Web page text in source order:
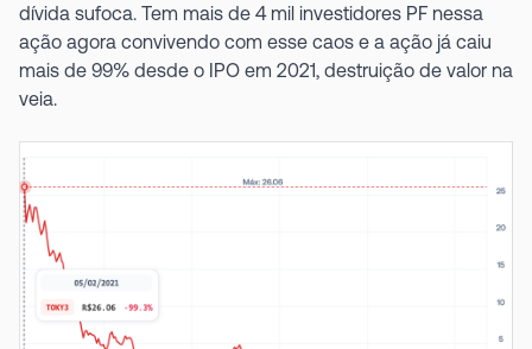
dívida sufoca. Tem mais de 4 mil investidores PF nessa
ação agora convivendo com esse caos e a ação já caiu
mais de 99% desde o IPO em 2021, destruição de valor na
veia.